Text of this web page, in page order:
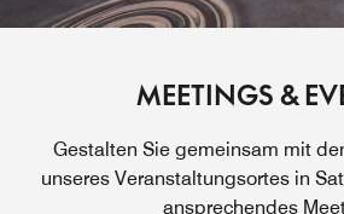
MEETINGS &
Gestalten Sie gemeinsam mit
unseres Veranstaltungsortes in
ansprechendes